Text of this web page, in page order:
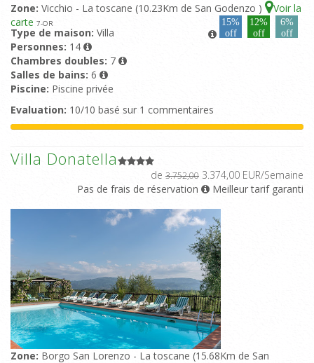
Zone: Vicchio - La toscane (10.23Km de San Godenzo )
Voir la
carte 7-OR
15%
off
12%
off
6%
off
Type de maison: Villa
Personnes: 14
Chambres doubles: 7
Salles de bains: 6
Piscine: Piscine privée
Evaluation: 10/10 basé sur 1 commentaires
Villa Donatella
de 3.752,00 3.374,00 EUR/Semaine
Pas de frais de réservation
Meilleur tarif garanti
Zone: Borgo San Lorenzo - La toscane (15.68Km de San